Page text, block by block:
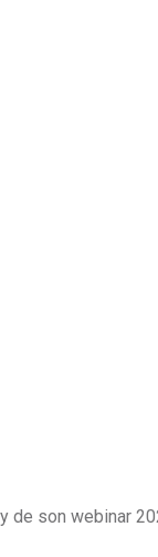
de son webinar